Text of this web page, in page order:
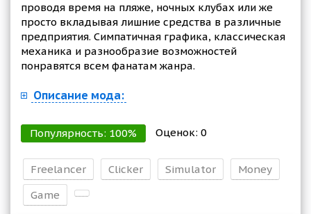
проводя время на пляже, ночных клубах или же
просто вкладывая лишние средства в различные
предприятия. Симпатичная графика, классическая
механика и разнообразие возможностей
понравятся всем фанатам жанра.
Описание мода:
Популярность: 100% Оценок: 0
Freelancer Clicker Simulator
Money
Game